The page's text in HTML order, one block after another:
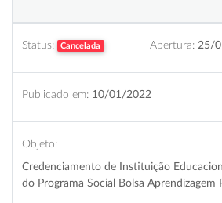
Status: Cancelada Abertura: 25/
Publicado em: 10/01/2022
Objeto:
Credenciamento de Instituição
do Programa Social Bolsa Aprendizagem